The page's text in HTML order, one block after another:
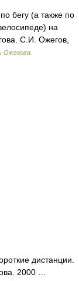
бегу (а также по
на
С.И. Ожегов,
Ожегова
дистанции.
2000 …